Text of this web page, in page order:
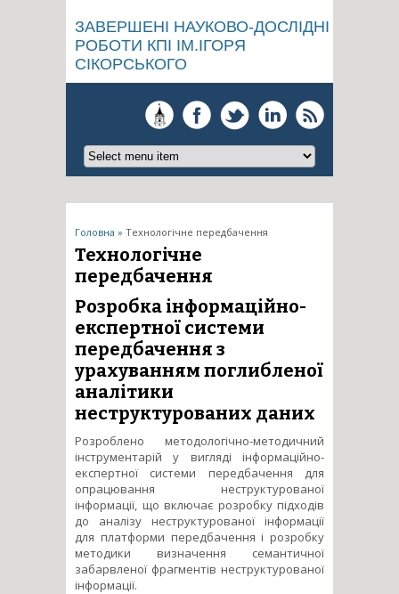
ЗАВЕРШЕНІ НАУКОВО-ДОСЛІДНІ
РОБОТИ КПІ ІМ.ІГОРЯ
СІКОРСЬКОГО
Ви є тут
Головна » Технологічне передбачення
Технологічне
передбачення
Розробка інформаційно-
експертної системи
передбачення з
урахуванням поглибленої
аналітики
неструктурованих даних
Розроблено методологічно-методичний
інструментарій у вигляді інформаційно-
експертної системи передбачення для
опрацювання неструктурованої
інформації, що включає розробку підходів
до аналізу неструктурованої інформації
для платформи передбачення і розробку
методики визначення семантичної
забарвленої фрагментів неструктурованої
інформації.